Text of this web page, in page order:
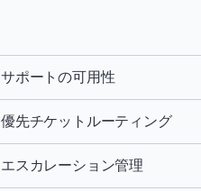
サポートの可用性
優先チケットルーティング
エスカレーション管理